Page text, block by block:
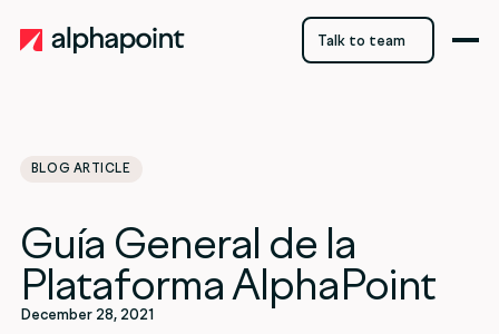
Talk to team
BLOG ARTICLE
AlphaPoint Collateral
Guía General de la
Plataforma AlphaPoint
December 28, 2021